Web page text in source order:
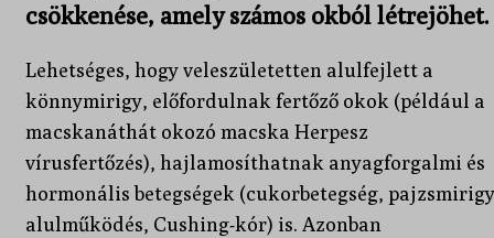
csökkenése, amely számos okból létrejöhet.
Lehetséges, hogy veleszületetten alulfejlett a
könnymirigy, előfordulnak fertőző okok (például a
macskanáthát okozó macska Herpesz
vírusfertőzés), hajlamosíthatnak anyagforgalmi és
hormonális betegségek (cukorbetegség,
alulműködés, Cushing-kór) is. Azonban